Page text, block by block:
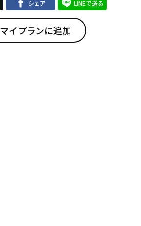
シェア LINEで送る
マイプランに追加